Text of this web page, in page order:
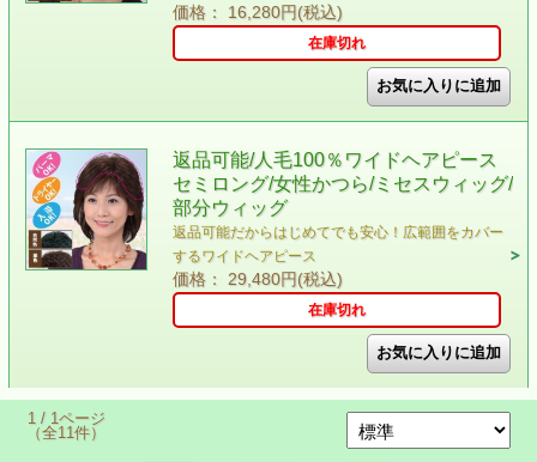
価格： 16,280円(税込)
在庫切れ
返品可能/人毛100％ワイドヘアピース
セミロング/女性かつら/ミセスウィッグ/
部分ウィッグ
返品可能だからはじめてでも安心！広範囲をカバー
するワイドヘアピース
価格： 29,480円(税込)
在庫切れ
1 / 1ページ
（全11件）